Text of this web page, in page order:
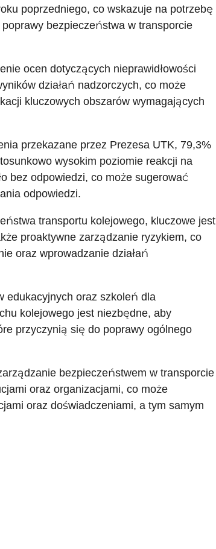
poprzedniego, co wskazuje na potrzebę
bezpieczeństwa w transporcie
ocen dotyczących nieprawidłowości
działań nadzorczych, co może
kluczowych obszarów wymagających
przekazane przez Prezesa UTK, 79,3%
wysokim poziomie reakcji na
bez odpowiedzi, co może sugerować
odpowiedzi.
transportu kolejowego, kluczowe jest
proaktywne zarządzanie ryzykiem, co
oraz wprowadzanie działań
edukacyjnych oraz szkoleń dla
kolejowego jest niezbędne, aby
przyczynią się do poprawy ogólnego
bezpieczeństwem w transporcie
oraz organizacjami, co może
oraz doświadczeniami, a tym samym